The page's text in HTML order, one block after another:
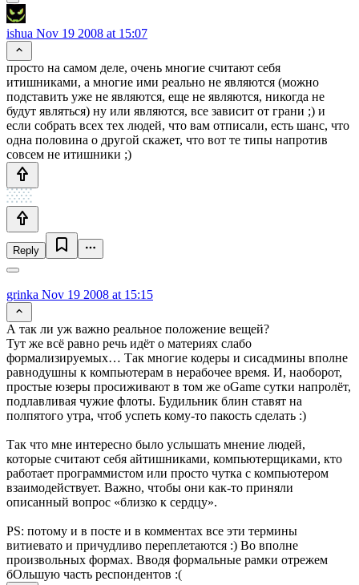
ishua Nov 19 2008 at 15:07
просто на самом деле, очень многие считают себя
итишниками, а многие ими реально не являются (можно
подставить уже не являются, еще не являются, никогда не
будут являться) ну или являются, все зависит от грани ;) и
если собрать всех тех людей, что вам отписали, есть шанс, что
одна половина о другой скажет, что вот те типы напротив
совсем не итишники ;)
Reply
grinka Nov 19 2008 at 15:15
А так ли уж важно реальное положение вещей?
Тут же всё равно речь идёт о материях слабо
формализируемых… Так многие кодеры и сисадмины вполне
равнодушны к компьютерам в нерабочее время. И, наоборот,
простые юзеры просиживают в том же oGame сутки напролёт,
подлавливая чужие флоты. Будильник блин ставят на
полпятого утра, чтоб успеть кому-то пакость сделать :)
Так что мне интересно было услышать мнение людей,
которые считают себя айтишниками, компьютерщиками, кто
работает программистом или просто чутка с компьютером
взаимодействует. Важно, чтобы они как-то приняли
описанный вопрос «близко к сердцу».
PS: потому и в посте и в комментах все эти термины
витиевато и причудливо переплетаются :) Во вполне
произвольных формах. Вводя формальные рамки отрежем
бОльшую часть респондентов :(